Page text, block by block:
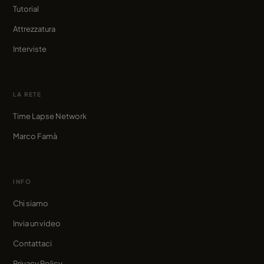
Tutorial
Attrezzatura
Interviste
LA RETE
Time Lapse Network
Marco Famà
INFO
Chi siamo
Invia un video
Contattaci